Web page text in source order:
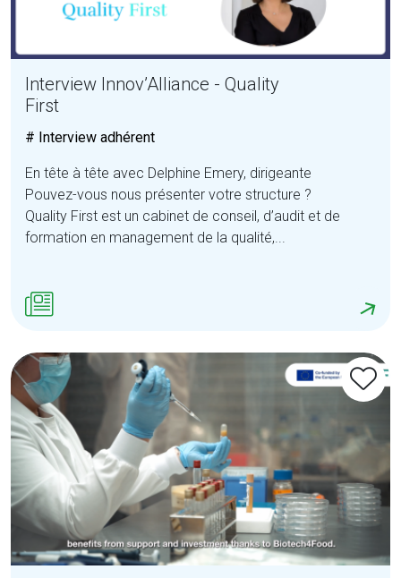
Interview Innov’Alliance - Quality
First
# Interview adhérent
En tête à tête avec Delphine Emery, dirigeante
Pouvez-vous nous présenter votre structure ?
Quality First est un cabinet de conseil, d’audit et de
formation en management de la qualité,...